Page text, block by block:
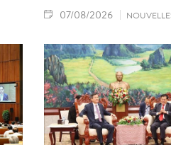
07/08/2026